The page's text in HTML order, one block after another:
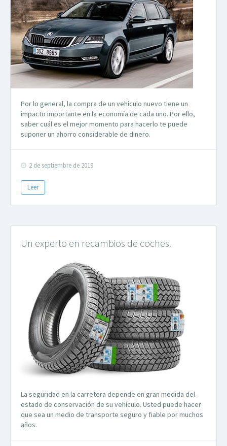
Por lo general, la compra de un vehículo nuevo tiene un
impacto importante en la economía de cada uno. Por ello,
saber cuál es el mejor momento para hacerlo te puede
suponer un ahorro considerable de dinero.
2 de septiembre de 2019
Leer
Un experto en recambios de coches.
La seguridad en la carretera depende en gran medida del
estado de conservación de su vehículo. Usted puede hacer
que sea un medio de transporte seguro y fiable por muchos
años.